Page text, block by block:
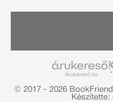
Árukereső.hu
© 2017 - 2026
Készítette: